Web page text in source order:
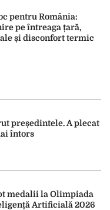
pentru România:
pe întreaga țară,
și disconfort termic
președintele. A plecat
întors
medalii la Olimpiada
Artificială 2026